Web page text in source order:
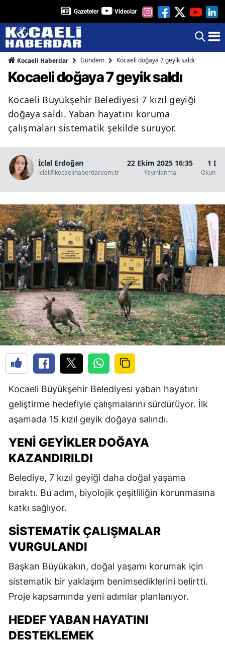
Gazeteler Videolar
Kocaeli Haberdar Gündem Kocaeli doğaya 7 geyik saldı
Kocaeli doğaya 7 geyik saldı
Kocaeli Büyükşehir Belediyesi 7 kızıl geyiği
doğaya saldı. Yaban hayatını koruma
çalışmaları sistematik şekilde sürüyor.
İclal Erdoğan
iclal@kocaelihaberdar.com.tr
22 Ekim 2025 16:35
Yayınlanma
1
Kocaeli Büyükşehir Belediyesi yaban hayatını
geliştirme hedefiyle çalışmalarını sürdürüyor. İlk
aşamada 15 kızıl geyik doğaya salındı.
YENI GEYIKLER DOĞAYA
KAZANDIRILDI
Belediye, 7 kızıl geyiği daha doğal yaşama
bıraktı. Bu adım, biyolojik çeşitliliğin korunmasına
katkı sağlıyor.
SISTEMATIK ÇALIŞMALAR
VURGULANDI
Başkan Büyükakın, doğal yaşamı korumak için
sistematik bir yaklaşım benimsediklerini belirtti.
Proje kapsamında yeni adımlar planlanıyor.
HEDEF YABAN HAYATINI
DESTEKLEMEK